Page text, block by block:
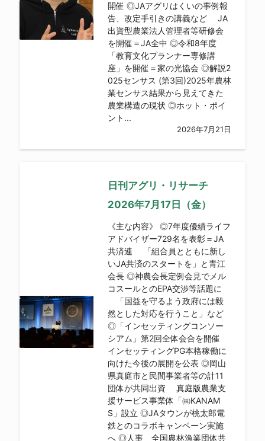
開催 ◎JAアグリはくいの事例報
告、改定手引きの講義など JA
出資型農業法人管理者等研修会
を開催＝JA全中 ◎令和8年度
「教育文化プランナー専修講
座」を開催＝家の光協会 ◎解説2
025センサス (第3回)2025年農林
業センサス結果から見えてきた
農業構造の現状 ◎ホット・ポイ
ント...
2026年7月21日
日刊アグリ・リサーチ
2026年7月17日（金）
《主な内容》 ◎7年度優績ライフ
アドバイザー729名を表彰＝JA
共済連 「組合員とともに新し
いJA共済のスタートを」と青江
会長 ◎神農会長定例会見でメル
コスールとのEPA交渉等話題に
「国益を守るよう政府には毅
然とした対応を行うこと」など
◎「インセッティングコンソー
シアム」第2回全体会合を開催
インセッティングPG本格稼働に
向けた今後の展開を公表 ◎岡山
県真庭市と民間事業者等の計11
団体が共同出資 真庭版農業支
援サービス事業体「㈱KANAM
S」設立 ◎JAタウンが桃太郎電
鉄とのコラボキャンペーン実施
へ ◎人事 全国農林漁業団体共